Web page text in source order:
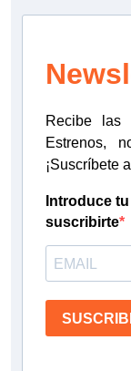
Recibe las
Estrenos,
¡Suscríbete
Introduce
suscribirte